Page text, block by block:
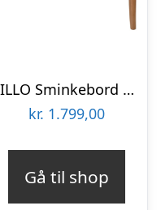
LILLO Sminkebord med spejl 105x35cm Gentle Blue
kr. 1.799,00
Gå til shop